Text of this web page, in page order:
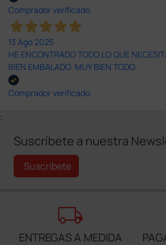
Comprador verificado
13 Ago 2025
HE ENCONTRADO TODO LO QUE
BIEN EMBALADO. MUY BIEN TODO.
Comprador verificado
;
Suscríbete a nuestra
Suscríbete
local_shipping
ENTREGAS A MEDIDA